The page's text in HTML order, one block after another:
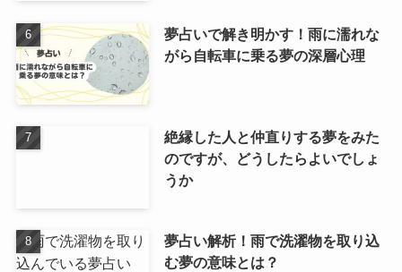
夢占いで解き明かす！雨に濡れな
がら自転車に乗る夢の深層心理
絶縁した人と仲直りする夢をみた
のですが、どうしたらよいでしょ
うか
夢占い解析！雨で洗濯物を取り込
む夢の意味とは？